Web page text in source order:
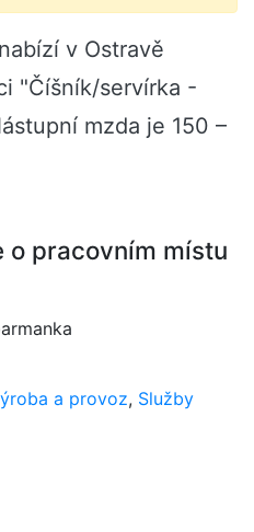
v Ostravě
"Číšník/servírka -
mzda je 150 –
o pracovním místu
a provoz, Služby